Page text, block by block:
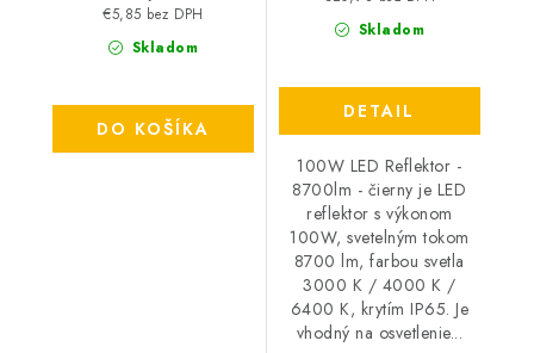
Skladom
€5,85 bez DPH
DO KOŠÍKA
Skladom
DETAIL
100W LED Reflektor -
8700lm - čierny je LED
reflektor s výkonom
100W, svetelným tokom
8700 lm, farbou svetla
3000 K / 4000 K /
6400 K, krytím IP65. Je
vhodný na osvetlenie...